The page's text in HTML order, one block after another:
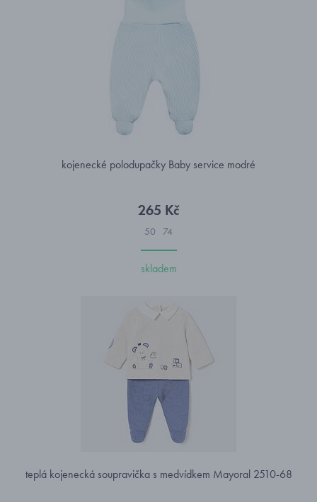
kojenecké polodupačky Baby service modré
265 Kč
50 74
skladem
teplá kojenecká soupravička s medvídkem Mayoral 2510-68